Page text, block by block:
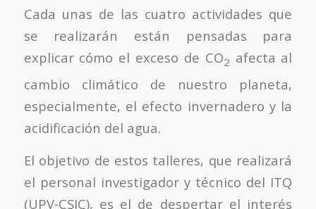
Cada unas de las cuatro actividades que
se realizarán están pensadas para
explicar cómo el exceso de CO2 afecta al
cambio climático de nuestro planeta,
especialmente, el efecto invernadero y la
acidificación del agua.
El objetivo de estos talleres, que realizará
el personal investigador y técnico del ITQ
(UPV-CSIC), es el de despertar el interés